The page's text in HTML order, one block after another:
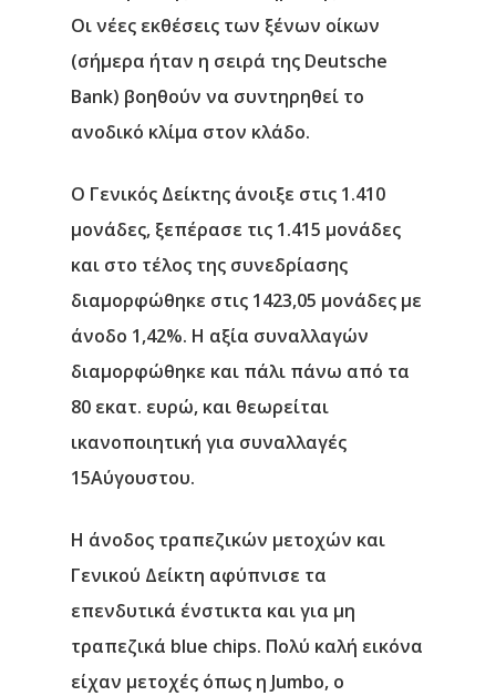
Οι νέες εκθέσεις των ξένων οίκων
(σήμερα ήταν η σειρά της Deutsche
Bank) βοηθούν να συντηρηθεί το
ανοδικό κλίμα στον κλάδο.
Ο Γενικός Δείκτης άνοιξε στις 1.410
μονάδες, ξεπέρασε τις 1.415 μονάδες
και στο τέλος της συνεδρίασης
διαμορφώθηκε στις 1423,05 μονάδες με
άνοδο 1,42%. Η αξία συναλλαγών
διαμορφώθηκε και πάλι πάνω από τα
80 εκατ. ευρώ, και θεωρείται
ικανοποιητική για συναλλαγές
15Αύγουστου.
Η άνοδος τραπεζικών μετοχών και
Γενικού Δείκτη αφύπνισε τα
επενδυτικά ένστικτα και για μη
τραπεζικά blue chips. Πολύ καλή εικόνα
είχαν μετοχές όπως η Jumbo, ο
Αρχική
Υπηρεσίες
Νέα
Επικοινωνία